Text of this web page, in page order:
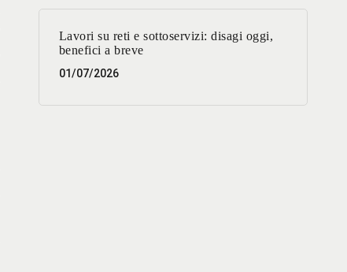
Lavori su reti e sottoservizi: disagi oggi,
benefici a breve
01/07/2026